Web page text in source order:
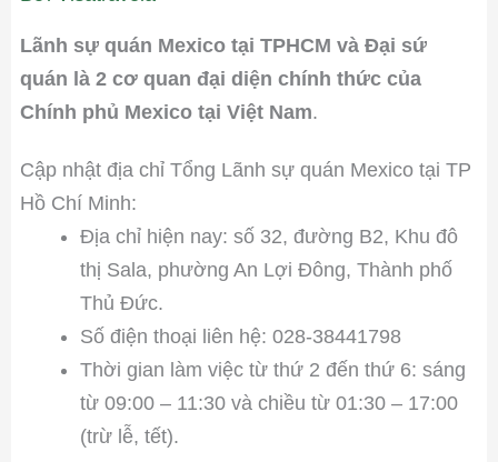
Lãnh sự quán Mexico tại TPHCM và Đại sứ
quán là 2 cơ quan đại diện chính thức của
Chính phủ Mexico tại Việt Nam.
Cập nhật địa chỉ Tổng Lãnh sự quán Mexico tại TP
Hồ Chí Minh:
Địa chỉ hiện nay: số 32, đường B2, Khu đô
thị Sala, phường An Lợi Đông, Thành phố
Thủ Đức.
Số điện thoại liên hệ: 028-38441798
Thời gian làm việc từ thứ 2 đến thứ 6: sáng
từ 09:00 – 11:30 và chiều từ 01:30 – 17:00
(trừ lễ, tết).